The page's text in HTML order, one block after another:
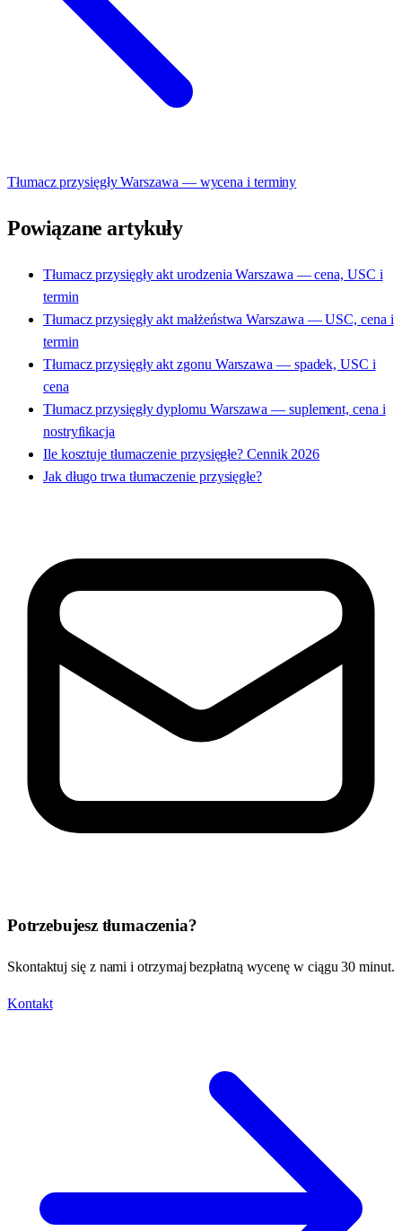
Tłumacz przysięgły Warszawa — wycena i terminy
Powiązane artykuły
Tłumacz przysięgły akt urodzenia Warszawa — cena, USC i
termin
Tłumacz przysięgły akt małżeństwa Warszawa — USC, cena i
termin
Tłumacz przysięgły akt zgonu Warszawa — spadek, USC i
cena
Tłumacz przysięgły dyplomu Warszawa — suplement, cena i
nostryfikacja
Ile kosztuje tłumaczenie przysięgłe? Cennik 2026
Jak długo trwa tłumaczenie przysięgłe?
Potrzebujesz tłumaczenia?
Skontaktuj się z nami i otrzymaj bezpłatną wycenę w ciągu 30 minut.
Kontakt